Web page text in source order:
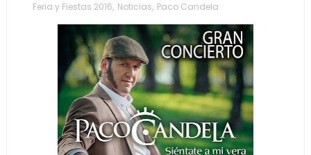
Feria y Fiestas 2016, Noticias, Paco Candela